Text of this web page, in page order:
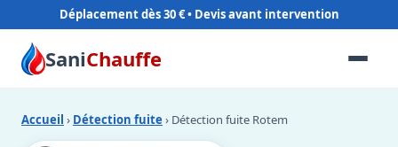
Déplacement dès 30 €
SaniChauffe
Accueil › Détection fuite › Détection fuite Rotem